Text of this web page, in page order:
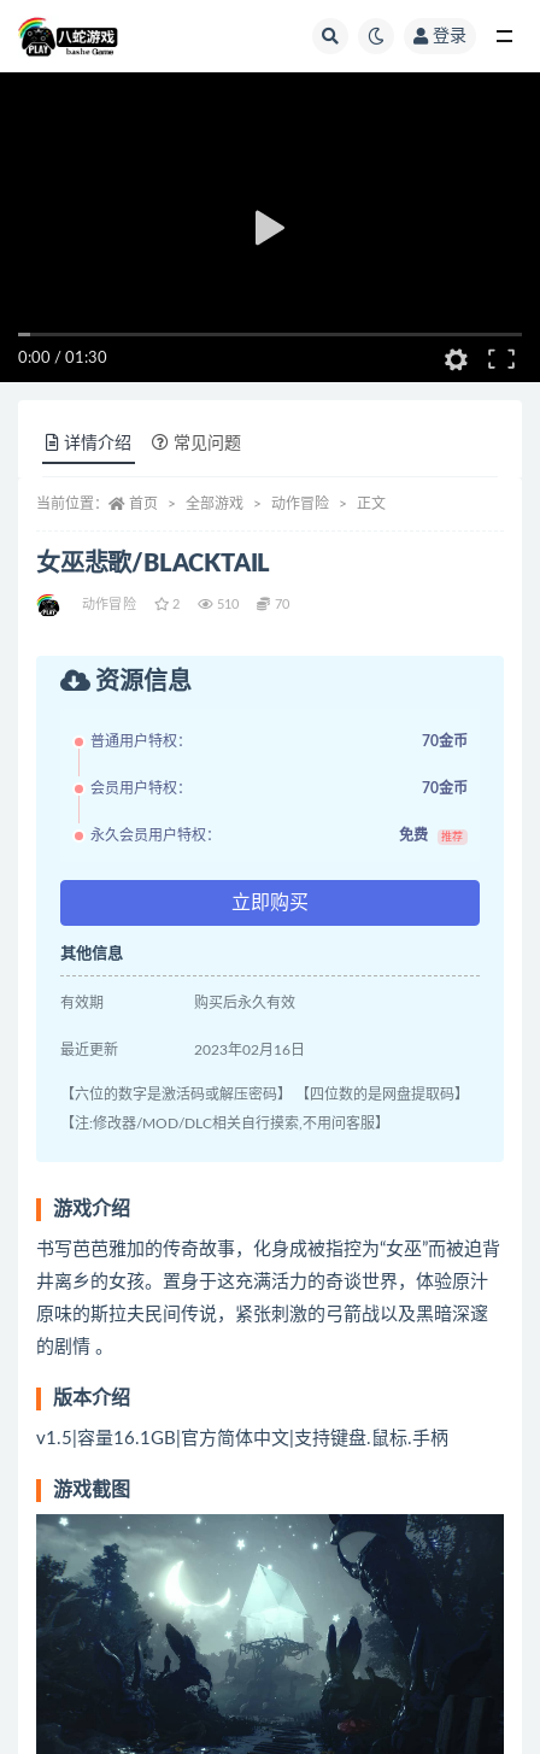
登录
0:00 / 01:30
详情介绍 常见问题
当前位置： 首页 全部游戏 动作冒险 正文
女巫悲歌/BLACKTAIL
动作冒险 2 510 70
资源信息
普通用户特权： 70金币
会员用户特权： 70金币
永久会员用户特权： 免费 推荐
立即购买
其他信息
有效期 购买后永久有效
最近更新 2023年02月16日
【六位的数字是激活码或解压密码】 【四位数的是网盘提取码】
【注:修改器/MOD/DLC相关自行摸索,不用问客服】
游戏介绍
书写芭芭雅加的传奇故事，化身成被指控为“女巫”而被迫背
井离乡的女孩。置身于这充满活力的奇谈世界，体验原汁
原味的斯拉夫民间传说，紧张刺激的弓箭战以及黑暗深邃
的剧情 。
版本介绍
v1.5|容量16.1GB|官方简体中文|支持键盘.鼠标.手柄
游戏截图